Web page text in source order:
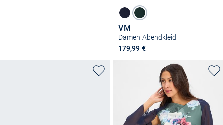
VM
Damen Abendkleid
179,99 €